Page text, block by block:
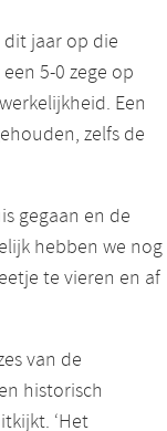
jaar op die
5-0 zege op
Een
zelfs de
gegaan en de
hebben we nog
te vieren en af
van de
historisch
‘Het